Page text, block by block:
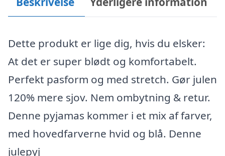
Dette produkt er lige dig, hvis du elsker:
At det er super blødt og komfortabelt.
Perfekt pasform og med stretch. Gør julen
120% mere sjov. Nem ombytning & retur.
Denne pyjamas kommer i et mix af farver,
med hovedfarverne hvid og blå. Denne
julepyj